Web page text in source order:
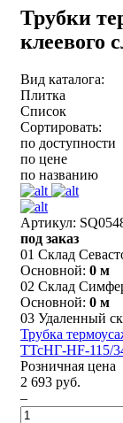
Трубки
клеевого
Вид каталога:
Плитка
Список
Сортировать:
по доступности
по цене
по названию
Артикул:
под заказ
01 Склад
Основной: 0 м
02 Склад
Основной: 0 м
03 Удаленный
Трубка
ТТсНГ-HF-115/
Розничная цена
2 693 руб.
–